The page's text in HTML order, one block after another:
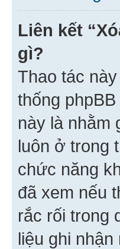
Liên kết
gì?
Thao tác
thống
này là nhằm
luôn ở trong
chức năng
đã xem nếu
rắc rối trong
liệu ghi